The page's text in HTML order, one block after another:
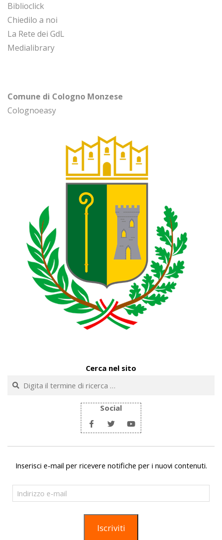
Biblioclick
Chiedilo a noi
La Rete dei GdL
Medialibrary
Comune di Cologno Monzese
Colognoeasy
Cerca nel sito
Social
Inserisci e-mail per ricevere notifiche per i nuovi contenuti.
Indirizzo
e-
Iscriviti